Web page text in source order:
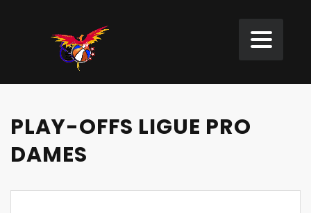
PLAY-OFFS LIGUE PRO
DAMES